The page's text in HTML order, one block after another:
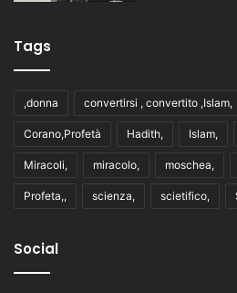
Tags
,donna convertirsi , convertito ,Islam,
Corano,Profetà Hadith, Islam,
Miracoli, miracolo, moschea,
Profeta,, scienza, scietifico,
Social